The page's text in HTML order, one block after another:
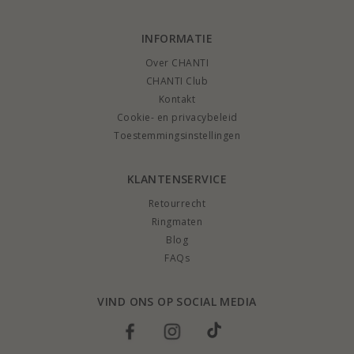
INFORMATIE
Over CHANTI
CHANTI Club
Kontakt
Cookie- en privacybeleid
Toestemmingsinstellingen
KLANTENSERVICE
Retourrecht
Ringmaten
Blog
FAQs
VIND ONS OP SOCIAL MEDIA